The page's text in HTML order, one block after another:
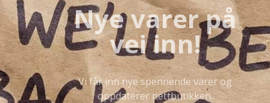
Nye varer på
vei inn!
Vi får inn nye spennende varer og
oppdaterer nettbutikken.